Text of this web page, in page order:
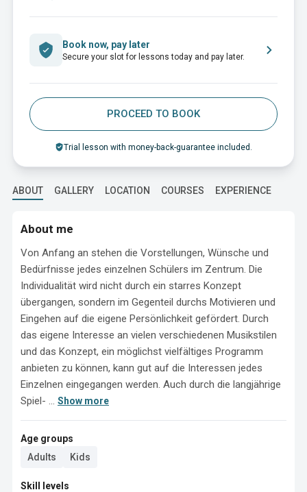
Book now, pay later
Secure your slot for lessons today and pay later.
PROCEED TO BOOK
Trial lesson with money-back-guarantee included.
ABOUT GALLERY LOCATION COURSES EXPERIENCE
About me
Von Anfang an stehen die Vorstellungen, Wünsche und
Bedürfnisse jedes einzelnen Schülers im Zentrum. Die
Individualität wird nicht durch ein starres Konzept
übergangen, sondern im Gegenteil durchs Motivieren und
Eingehen auf die eigene Persönlichkeit gefördert. Durch
das eigene Interesse an vielen verschiedenen Musikstilen
und das Konzept, ein möglichst vielfältiges Programm
anbieten zu können, kann gut auf die Interessen jedes
Einzelnen eingegangen werden. Auch durch die langjährige
Spiel- ... Show more
Age groups
Adults
Kids
Skill levels